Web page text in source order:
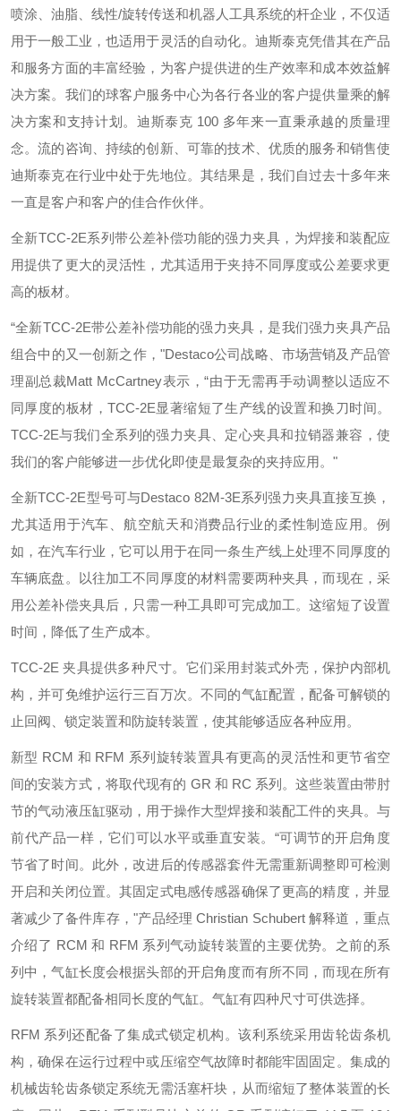
喷涂、油脂、线性/旋转传送和机器人工具系统的杆企业，不仅适
用于一般工业，也适用于灵活的自动化。迪斯泰克凭借其在产品
和服务方面的丰富经验，为客户提供进的生产效率和成本效益解
决方案。我们的球客户服务中心为各行各业的客户提供量乘的解
决方案和支持计划。迪斯泰克 100 多年来一直秉承越的质量理
念。流的咨询、持续的创新、可靠的技术、优质的服务和销售使
迪斯泰克在行业中处于先地位。其结果是，我们自过去十多年来
一直是客户和客户的佳合作伙伴。
全新TCC-2E系列带公差补偿功能的强力夹具，为焊接和装配应
用提供了更大的灵活性，尤其适用于夹持不同厚度或公差要求更
高的板材。
“全新TCC-2E带公差补偿功能的强力夹具，是我们强力夹具产品
组合中的又一创新之作，"Destaco公司战略、市场营销及产品管
理副总裁Matt McCartney表示，“由于无需再手动调整以适应不
同厚度的板材，TCC-2E显著缩短了生产线的设置和换刀时间。
TCC-2E与我们全系列的强力夹具、定心夹具和拉销器兼容，使
我们的客户能够进一步优化即使是最复杂的夹持应用。"
全新TCC-2E型号可与Destaco 82M-3E系列强力夹具直接互换，
尤其适用于汽车、航空航天和消费品行业的柔性制造应用。例
如，在汽车行业，它可以用于在同一条生产线上处理不同厚度的
车辆底盘。以往加工不同厚度的材料需要两种夹具，而现在，采
用公差补偿夹具后，只需一种工具即可完成加工。这缩短了设置
时间，降低了生产成本。
TCC-2E 夹具提供多种尺寸。它们采用封装式外壳，保护内部机
构，并可免维护运行三百万次。不同的气缸配置，配备可解锁的
止回阀、锁定装置和防旋转装置，使其能够适应各种应用。
新型 RCM 和 RFM 系列旋转装置具有更高的灵活性和更节省空
间的安装方式，将取代现有的 GR 和 RC 系列。这些装置由带肘
节的气动液压缸驱动，用于操作大型焊接和装配工件的夹具。与
前代产品一样，它们可以水平或垂直安装。“可调节的开启角度
节省了时间。此外，改进后的传感器套件无需重新调整即可检测
开启和关闭位置。其固定式电感传感器确保了更高的精度，并显
著减少了备件库存，"产品经理 Christian Schubert 解释道，重点
介绍了 RCM 和 RFM 系列气动旋转装置的主要优势。之前的系
列中，气缸长度会根据头部的开启角度而有所不同，而现在所有
旋转装置都配备相同长度的气缸。气缸有四种尺寸可供选择。
RFM 系列还配备了集成式锁定机构。该利系统采用齿轮齿条机
构，确保在运行过程中或压缩空气故障时都能牢固固定。集成的
机械齿轮齿条锁定系统无需活塞杆块，从而缩短了整体装置的长